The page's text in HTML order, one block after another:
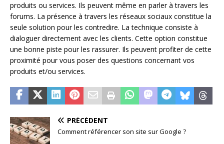
produits ou services. Ils peuvent même en parler à travers les
forums. La présence à travers les réseaux sociaux constitue la
seule solution pour les contredire. La technique consiste à
dialoguer directement avec les clients. Cette option constitue
une bonne piste pour les rassurer. Ils peuvent profiter de cette
proximité pour vous poser des questions concernant vos
produits et/ou services.
PRÉCÉDENT
Comment référencer son site sur Google ?